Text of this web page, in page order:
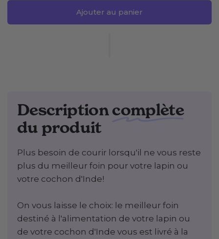
Ajouter au panier
Descriptioncomplète
du produit
Plus besoin de courir lorsqu'il ne vous reste
plus du meilleur foin pour votre lapin ou
votre cochon d'Inde!
On vous laisse le choix: le meilleur foin
destiné à l'alimentation de votre lapin ou
de votre cochon d'Inde vous est livré à la